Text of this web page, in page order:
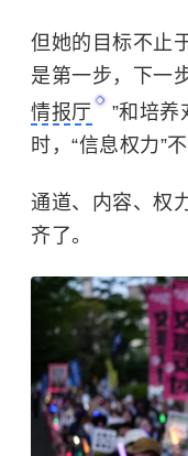
但她的目标不止
是第一步，下一
情报厅
”和培
时，“信息权力”
通道、内容、权
齐了。